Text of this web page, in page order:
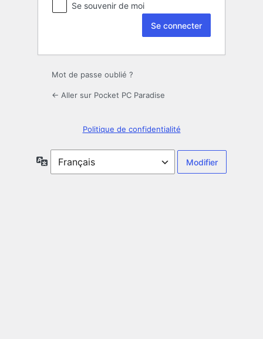
Se souvenir de moi
Mot de passe oublié ?
← Aller sur Pocket PC Paradise
Politique de confidentialité
Langue